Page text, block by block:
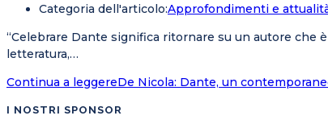
Categoria dell'articolo:Approfondimenti e
“Celebrare Dante significa ritornare su un autore che
letteratura,…
Continua a leggereDe Nicola: Dante, un
I NOSTRI SPONSOR